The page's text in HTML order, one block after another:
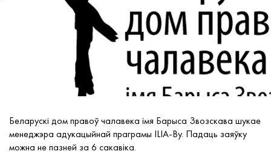
Беларускі дом правоў чалавека імя Барыса Звозскава шукае
менеджэра адукацыйнай праграмы ILIA-By. Падаць заяўку
можна не пазней за 6 сакавіка.